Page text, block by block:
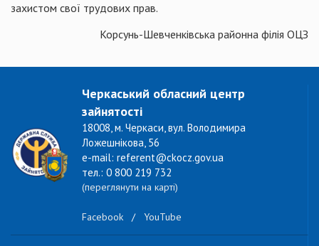
захистом свої трудових прав.
Корсунь-Шевченківська районна філія ОЦЗ
Черкаський обласний центр
зайнятості
18008, м. Черкаси, вул. Володимира
Ложешнікова, 56
e-mail: referent@ckocz.gov.ua
тел.: 0 800 219 732
(переглянути на карті)
Facebook / YouTube